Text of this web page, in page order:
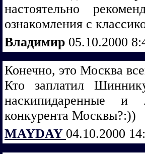
настоятельно
ознакомления с
Владимир 05.10.2000
Конечно, это Москва
Кто заплатил
наскипидаренные и
конкурента Москвы?:))
MAYDAY 04.10.2000